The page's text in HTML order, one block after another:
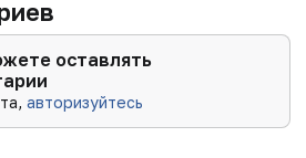
оставлять
авторизуйтесь